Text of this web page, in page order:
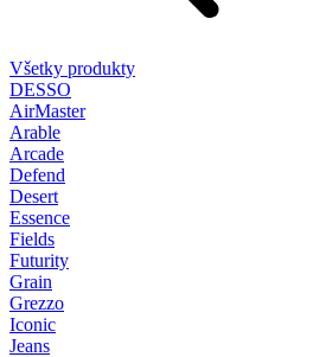
Všetky produkty
DESSO
AirMaster
Arable
Arcade
Defend
Desert
Essence
Fields
Futurity
Grain
Grezzo
Iconic
Jeans